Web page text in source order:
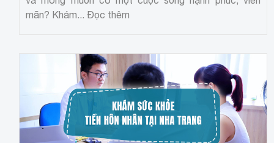
mãn? Khám... Đọc thêm